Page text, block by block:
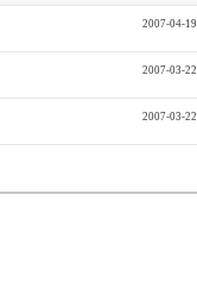
2007-04-19
2007-03-22
2007-03-22